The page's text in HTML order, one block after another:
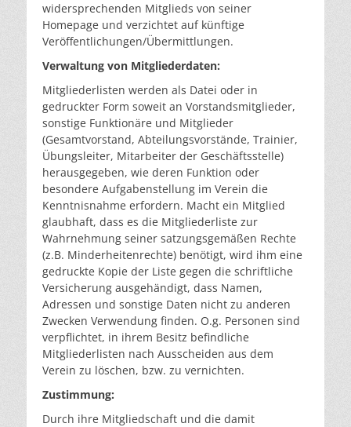
widersprechenden Mitglieds von seiner
Homepage und verzichtet auf künftige
Veröffentlichungen/Übermittlungen.
Verwaltung von Mitgliederdaten:
Mitgliederlisten werden als Datei oder in
gedruckter Form soweit an Vorstandsmitglieder,
sonstige Funktionäre und Mitglieder
(Gesamtvorstand, Abteilungsvorstände, Trainier,
Übungsleiter, Mitarbeiter der Geschäftsstelle)
herausgegeben, wie deren Funktion oder
besondere Aufgabenstellung im Verein die
Kenntnisnahme erfordern. Macht ein Mitglied
glaubhaft, dass es die Mitgliederliste zur
Wahrnehmung seiner satzungsgemäßen Rechte
(z.B. Minderheitenrechte) benötigt, wird ihm eine
gedruckte Kopie der Liste gegen die schriftliche
Versicherung ausgehändigt, dass Namen,
Adressen und sonstige Daten nicht zu anderen
Zwecken Verwendung finden. O.g. Personen sind
verpflichtet, in ihrem Besitz befindliche
Mitgliederlisten nach Ausscheiden aus dem
Verein zu löschen, bzw. zu vernichten.
Zustimmung:
Durch ihre Mitgliedschaft und die damit